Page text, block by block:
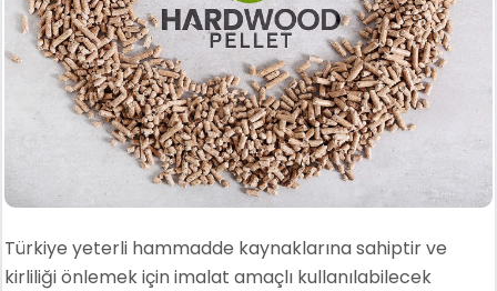
Türkiye yeterli hammadde kaynaklarına sahiptir ve
kirliliği önlemek için imalat amaçlı kullanılabilecek